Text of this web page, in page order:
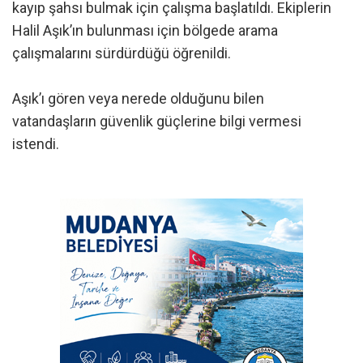
kayıp şahsı bulmak için çalışma başlatıldı. Ekiplerin
Halil Aşık’ın bulunması için bölgede arama
çalışmalarını sürdürdüğü öğrenildi.
Aşık’ı gören veya nerede olduğunu bilen
vatandaşların güvenlik güçlerine bilgi vermesi
istendi.